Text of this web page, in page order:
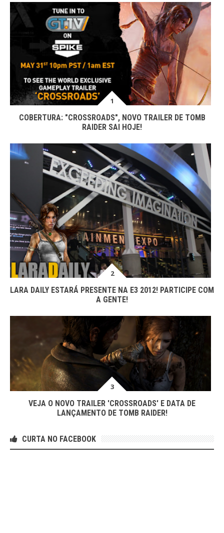
COBERTURA: "CROSSROADS", NOVO TRAILER DE TOMB
RAIDER SAI HOJE!
LARA DAILY ESTARÁ PRESENTE NA E3 2012! PARTICIPE COM
A GENTE!
VEJA O NOVO TRAILER 'CROSSROADS' E DATA DE
LANÇAMENTO DE TOMB RAIDER!
CURTA NO FACEBOOK